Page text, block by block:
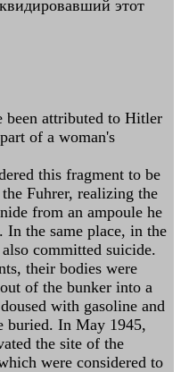
этот
been attributed to Hitler
of a woman's
this fragment to be
Fuhrer, realizing the
from an ampoule he
In the same place, in the
committed suicide.
their bodies were
of the bunker into a
with gasoline and
buried. In May 1945,
the site of the
were considered to